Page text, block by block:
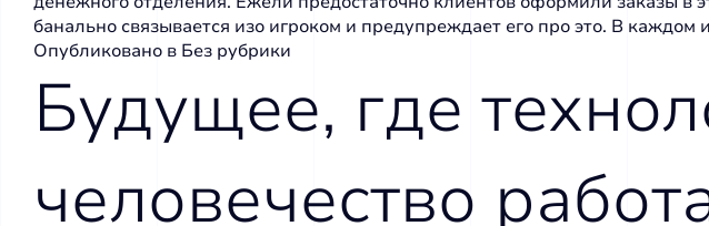
банально связывается изо игроком и предупреждает его про это. В каждом
Опубликовано в Без рубрики
Будущее, где
человечество